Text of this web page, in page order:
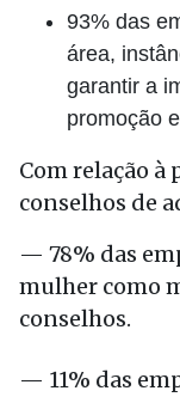
93% das
área,
garantir a
promoção
Com relação à
conselhos de
— 78% das
mulher como
conselhos.
— 11% das